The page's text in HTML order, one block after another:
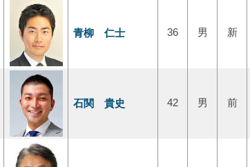
青柳 仁士 36 男 新
石関 貴史 42 男 前